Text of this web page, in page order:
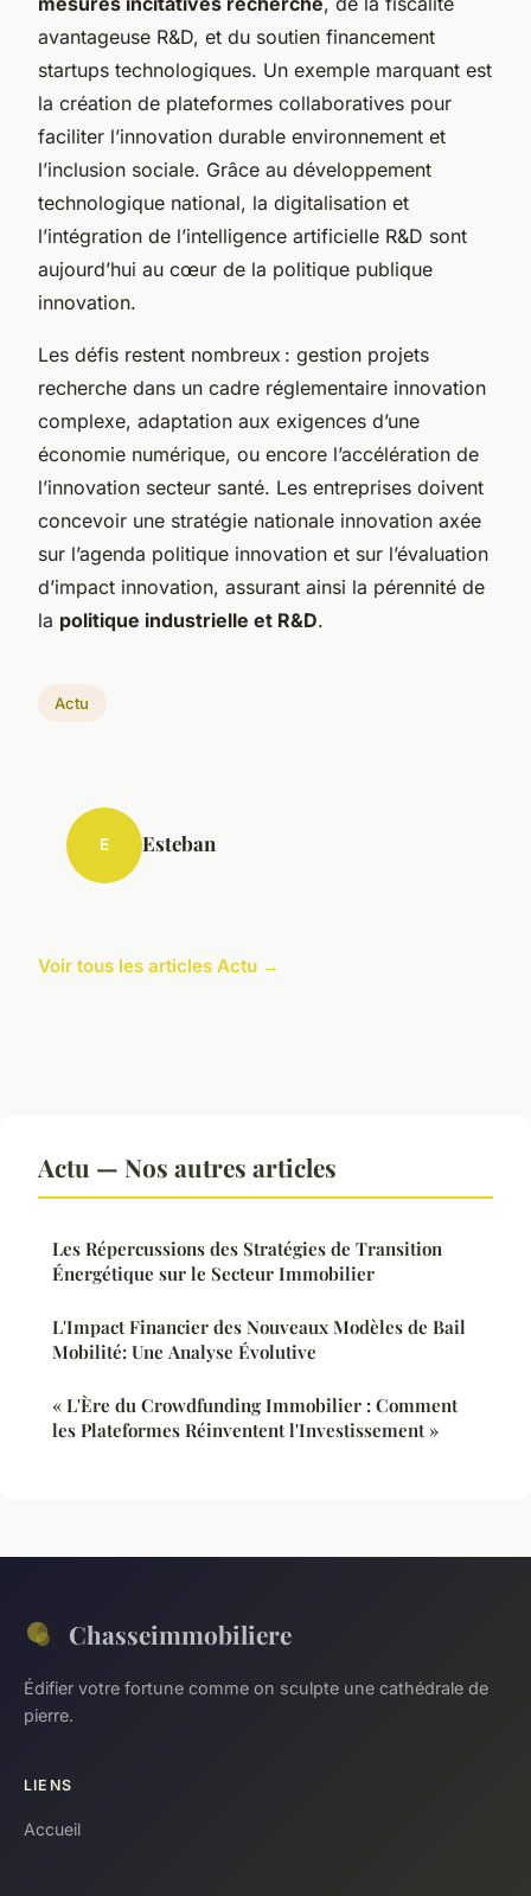
avantageuse R&D, et du soutien financement
startups technologiques. Un exemple marquant est
la création de plateformes collaboratives pour
faciliter l’innovation durable environnement et
l’inclusion sociale. Grâce au développement
technologique national, la digitalisation et
l’intégration de l’intelligence artificielle R&D sont
aujourd’hui au cœur de la politique publique
innovation.
Les défis restent nombreux : gestion projets
recherche dans un cadre réglementaire innovation
complexe, adaptation aux exigences d’une
économie numérique, ou encore l’accélération de
l’innovation secteur santé. Les entreprises doivent
concevoir une stratégie nationale innovation axée
sur l’agenda politique innovation et sur l’évaluation
d’impact innovation, assurant ainsi la pérennité de
la politique industrielle et R&D.
Actu
E Esteban
Voir tous les articles Actu →
Actu — Nos autres articles
Les Répercussions des Stratégies de Transition
Énergétique sur le Secteur Immobilier
L'Impact Financier des Nouveaux Modèles de Bail
Mobilité: Une Analyse Évolutive
« L'Ère du Crowdfunding Immobilier : Comment
les Plateformes Réinventent l'Investissement »
Chasseimmobiliere
Édifier votre fortune comme on sculpte une cathédrale de
pierre.
LIENS
Accueil